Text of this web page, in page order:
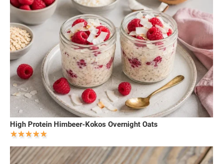
High Protein Himbeer-Kokos Overnight Oats